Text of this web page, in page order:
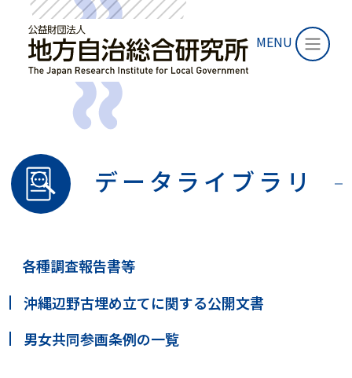
MENU
データライブラリ
各種調査報告書等
沖縄辺野古埋め立てに関する公開文書
男女共同参画条例の一覧